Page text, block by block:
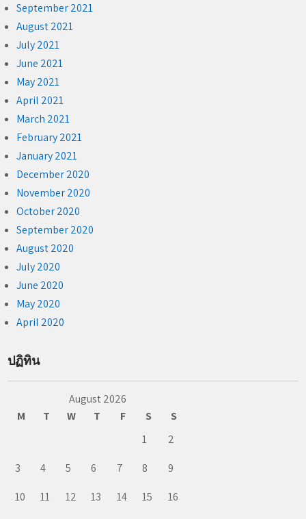
September 2021
August 2021
July 2021
June 2021
May 2021
April 2021
March 2021
February 2021
January 2021
December 2020
November 2020
October 2020
September 2020
August 2020
July 2020
June 2020
May 2020
April 2020
ปฏิทิน
August 2026
M
T W T F S
S
1
2
3
4 5 6 7 8
9
10
11 12 13 14 15
16